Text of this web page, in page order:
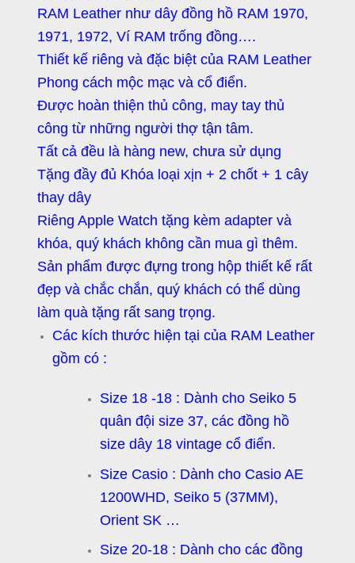
RAM Leather như dây đồng hồ RAM 1970,
1971, 1972, Ví RAM trống đồng….
Thiết kế riêng và đặc biệt của RAM Leather
Phong cách mộc mạc và cổ điển.
Được hoàn thiện thủ công, may tay thủ
công từ những người thợ tận tâm.
Tất cả đều là hàng new, chưa sử dụng
Tặng đầy đủ Khóa loại xịn + 2 chốt + 1 cây
thay dây
Riêng Apple Watch tặng kèm adapter và
khóa, quý khách không cần mua gì thêm.
Sản phẩm được đựng trong hộp thiết kế rất
đẹp và chắc chắn, quý khách có thể dùng
làm quà tặng rất sang trọng.
Các kích thước hiện tại của RAM Leather
gồm có :
Size 18 -18 : Dành cho Seiko 5
quân đội size 37, các đồng hồ
size dây 18 vintage cổ điển.
Size Casio : Dành cho Casio AE
1200WHD, Seiko 5 (37MM),
Orient SK …
Size 20-18 : Dành cho các đồng